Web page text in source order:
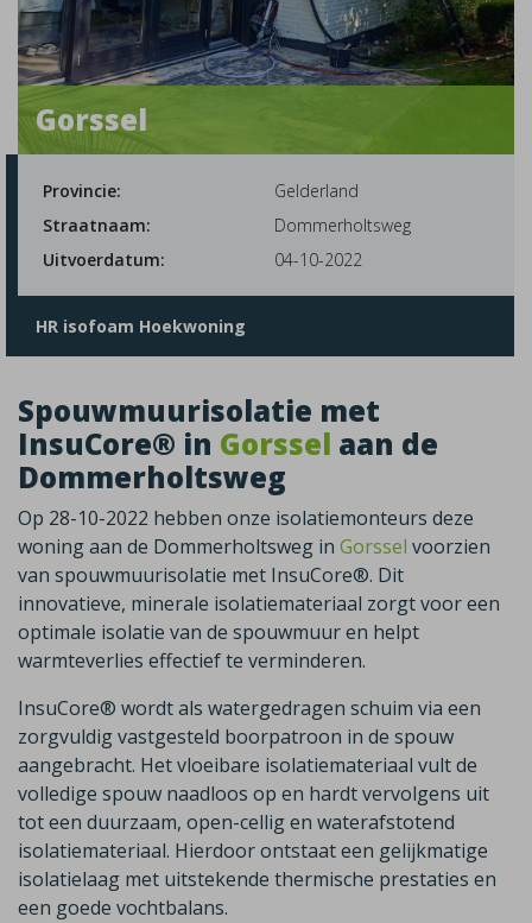
Gorssel
Provincie:
Gelderland
Straatnaam:
Dommerholtsweg
Uitvoerdatum:
04-10-2022
HR isofoam Hoekwoning
Spouwmuurisolatie met
InsuCore® in Gorssel aan de
Dommerholtsweg
Op 28-10-2022 hebben onze isolatiemonteurs deze
woning aan de Dommerholtsweg in Gorssel voorzien
van spouwmuurisolatie met InsuCore®. Dit
innovatieve, minerale isolatiemateriaal zorgt voor een
optimale isolatie van de spouwmuur en helpt
warmteverlies effectief te verminderen.
InsuCore® wordt als watergedragen schuim via een
zorgvuldig vastgesteld boorpatroon in de spouw
aangebracht. Het vloeibare isolatiemateriaal vult de
volledige spouw naadloos op en hardt vervolgens uit
tot een duurzaam, open-cellig en waterafstotend
isolatiemateriaal. Hierdoor ontstaat een gelijkmatige
isolatielaag met uitstekende thermische prestaties en
een goede vochtbalans.